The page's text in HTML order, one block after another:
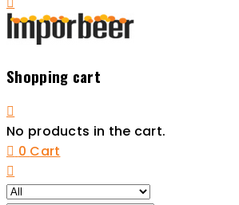
Shopping cart
No products in the cart.
0 Cart